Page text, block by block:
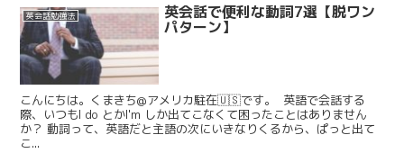
英会話勉強法 英会話で便利な動詞7選【脱ワン
パターン】
こんにちは。くまきち@アメリカ駐在🇺🇸です。 英語で会話する
際、いつもI do とかI'm しか出てこなくて困ったことはありません
か？ 動詞って、英語だと主語の次にいきなりくるから、ぱっと出て
こ...